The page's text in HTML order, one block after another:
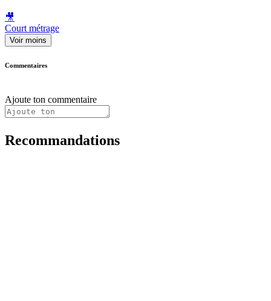
🎥
Court métrage
Voir moins
Commentaires
Ajoute ton commentaire
Recommandations